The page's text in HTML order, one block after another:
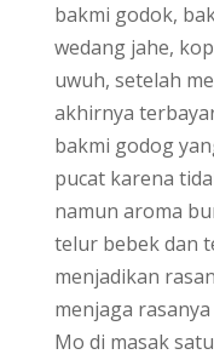
bakmi godok,
wedang jahe,
uwuh, setelah
akhirnya
bakmi godog
pucat karena
namun aroma
telur bebek dan
menjadikan
menjaga
Mo di masak